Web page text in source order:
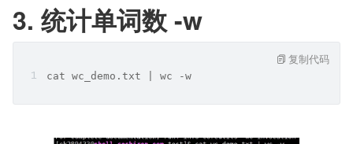
3. 统计单词数 -w
cat wc_demo.txt | wc -w
复制代码